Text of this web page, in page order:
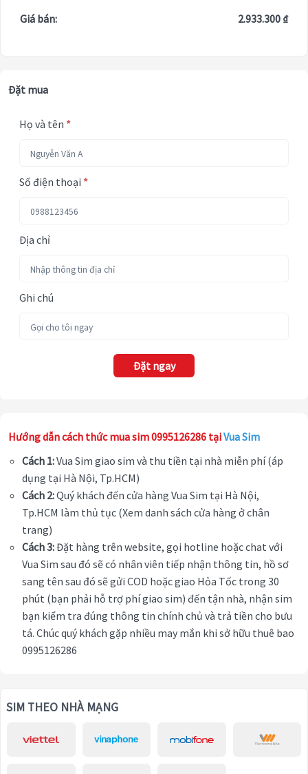
Giá bán: 2.933.300 ₫
Đặt mua
Họ và tên *
Số điện thoại *
Địa chỉ
Ghi chú
Đặt ngay
Hướng dẫn cách thức mua sim 0995126286 tạiVua Sim
Cách 1:Vua Sim giao sim và thu tiền tại nhà miễn phí (áp
dụng tại Hà Nội, Tp.HCM)
Cách 2:Quý khách đến cửa hàng Vua Sim tại Hà Nội,
Tp.HCM làm thủ tục (Xem danh sách cửa hàng ở chân
trang)
Cách 3:Đặt hàng trên website, gọi hotline hoặc chat với
Vua Sim sau đó sẽ có nhân viên tiếp nhận thông tin, hồ sơ
sang tên sau đó sẽ gửi COD hoặc giao Hỏa Tốc trong 30
phút (bạn phải hỗ trợ phí giao sim) đến tận nhà, nhận sim
bạn kiểm tra đúng thông tin chính chủ và trả tiền cho bưu
tá. Chúc quý khách gặp nhiều may mắn khi sở hữu thuê bao
0995126286
SIM THEO NHÀ MẠNG